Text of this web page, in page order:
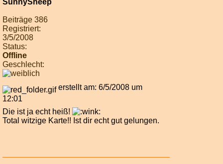
Beiträge 386
Registriert:
3/5/2008
Status:
Offline
Geschlecht:
erstellt am: 6/5/2008 um
12:01
Die ist ja echt heiß!
Total witzige Karte!! Ist dir echt gut gelungen.